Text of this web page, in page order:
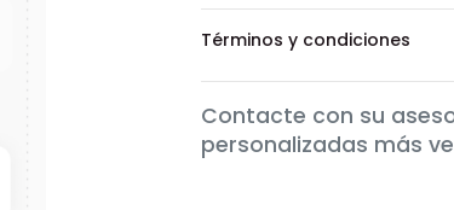
Términos y condiciones
Contacte con su
personalizadas más